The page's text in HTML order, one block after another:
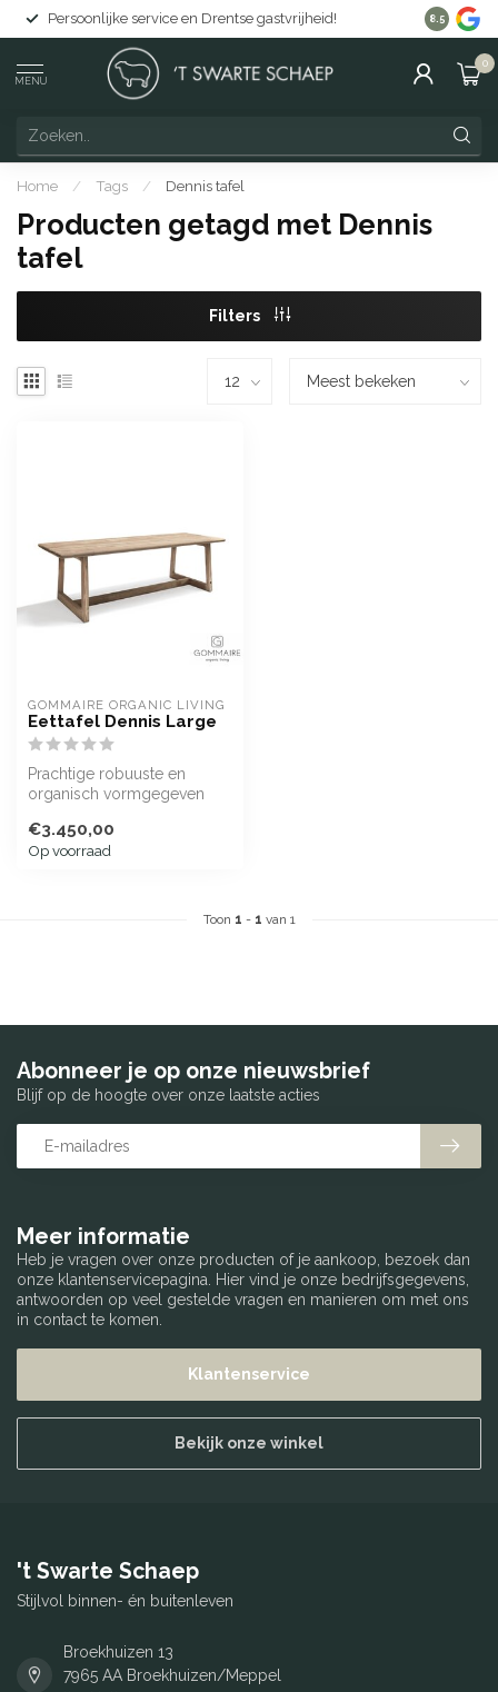
Persoonlijke service en Drentse gastvrijheid! Gratis
8.5
MENU
0
Home / Tags / Dennis tafel
Producten getagd met Dennis
tafel
Filters
GOMMAIRE ORGANIC LIVING
Eettafel Dennis Large
Prachtige robuuste en
organisch vormgegeven
de Denn...
€3.450,00
Op voorraad
Toon 1 - 1 van 1
Meer informatie
Heb je vragen over onze producten of je aankoop, bezoek dan
onze klantenservicepagina. Hier vind je onze bedrijfsgegevens,
antwoorden op veel gestelde vragen en manieren om met ons
in contact te komen.
Klantenservice
Bekijk onze winkel
Abonneer je op onze nieuwsbrief
Blijf op de hoogte over onze laatste acties
't Swarte Schaep
Stijlvol binnen- én buitenleven
Broekhuizen 13
7965 AA Broekhuizen/Meppel